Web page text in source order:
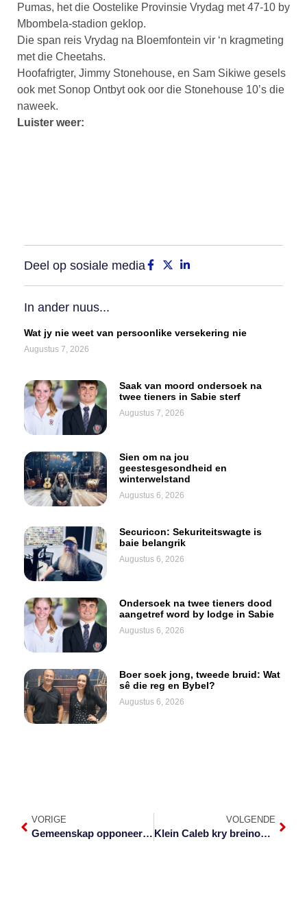
Pumas, het die Oostelike Provinsie Vrydag met 47-10 by
Mbombela-stadion geklop.
Die span reis Vrydag na Bloemfontein vir ‘n kragmeting
met die Cheetahs.
Hoofafrigter, Jimmy Stonehouse, en Sam Sikiwe gesels
ook met Sonop Ontbyt ook oor die Stonehouse 10’s die
naweek.
Luister weer:
Deel op sosiale media
In ander nuus...
Wat jy nie weet van persoonlike versekering nie
Augustus 7, 2026
Saak van moord ondersoek na
twee tieners in Sabie sterf
Augustus 7, 2026
Sien om na jou
geestesgesondheid en
winterwelstand
Augustus 6, 2026
Securicon: Sekuriteitswagte is
baie belangrik
Augustus 6, 2026
Ondersoek na twee tieners dood
aangetref word by lodge in Sabie
Augustus 6, 2026
Boer soek jong, tweede bruid: Wat
sê die reg en Bybel?
Augustus 6, 2026
VORIGE
Gemeenskap opponeer jongste mynaansoek op wildtuin se voorstoep
VOLGENDE
Klein Caleb kry breinoperasie in Kaap